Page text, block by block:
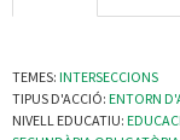
TEMES: INTERSECCIONS
TIPUS D'ACCIÓ: ENTORN
NIVELL EDUCATIU: